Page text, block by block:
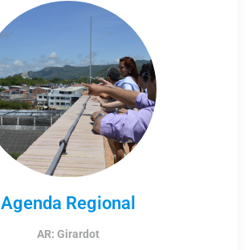
Agenda Regional
AR: Girardot